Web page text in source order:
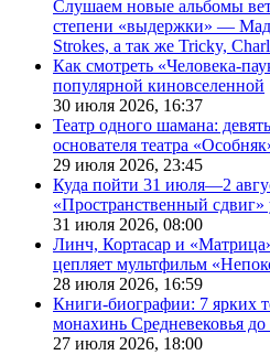
Слушаем новые альбомы
степени «выдержки» —
Strokes, а так же Tricky,
Как смотреть «Человека-
популярной киновселенной
30 июля 2026, 16:37
Театр одного шамана:
основателя театра
29 июля 2026, 23:45
Куда пойти 31 июля—2
«Пространственный
31 июля 2026, 08:00
Линч, Кортасар и
цепляет мультфильм
28 июля 2026, 16:59
Книги-биографии: 7 ярких
монахинь Средневековья
27 июля 2026, 18:00